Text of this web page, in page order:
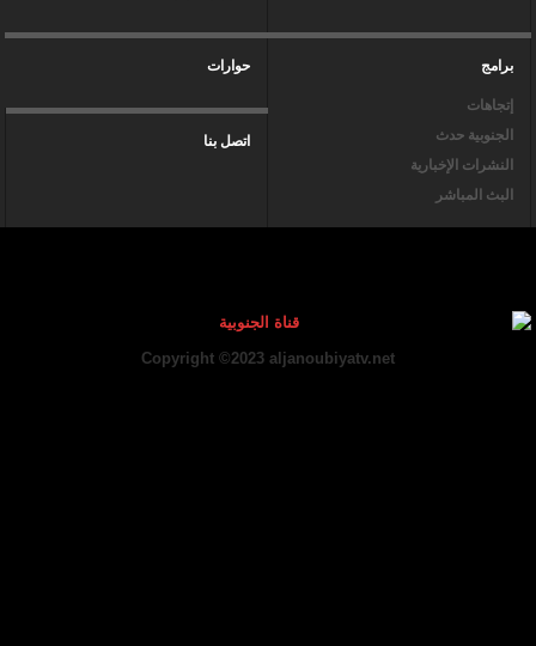
برامج
إتجاهات
الجنوبية حدث
النشرات الإخبارية
البث المباشر
حوارات
اتصل بنا
Copyright ©2023 aljanoubiyatv.net